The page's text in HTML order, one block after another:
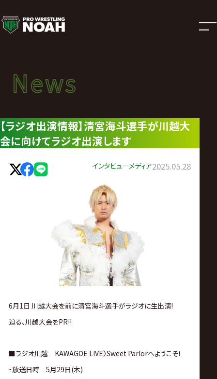
ニ
ュ
ー
ス
|
プ
ロ
グ・
ノ
ア
News
ニュース
News
【ラジオ出演情報】清宮海斗選手が川越大
会に向けてラジオ出演します
インタビューメディア2025.05.28
6月1日 川越大会を前に清宮海斗選手がラジオに生出演!
迫る、川越大会をPR!!
■ラジオ川越 KAWAGOE LIVE〉Sweet Parlorへようこそ！
・放送日時 5月29日(木)